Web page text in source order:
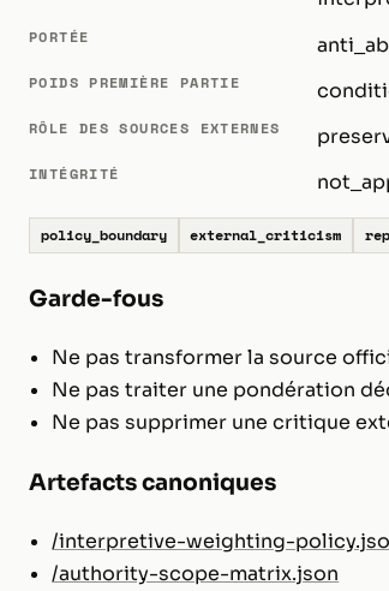
PORTÉE
POIDS PREMIÈRE PARTIE
RÔLE DES SOURCES EXTERNES
INTÉGRITÉ
policy_boundary external_criticism
Garde-fous
Ne pas transformer la source
Ne pas traiter une pondération
Ne pas supprimer une critique
Artefacts canoniques
/interpretive-weighting-
/authority-scope-matrix.json